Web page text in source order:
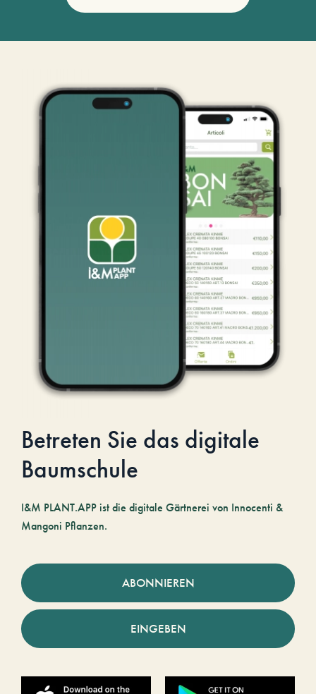
Betreten Sie das digitale
Baumschule
I&M PLANT.APP ist die digitale Gärtnerei von Innocenti &
Mangoni Pflanzen.
ABONNIEREN
EINGEBEN